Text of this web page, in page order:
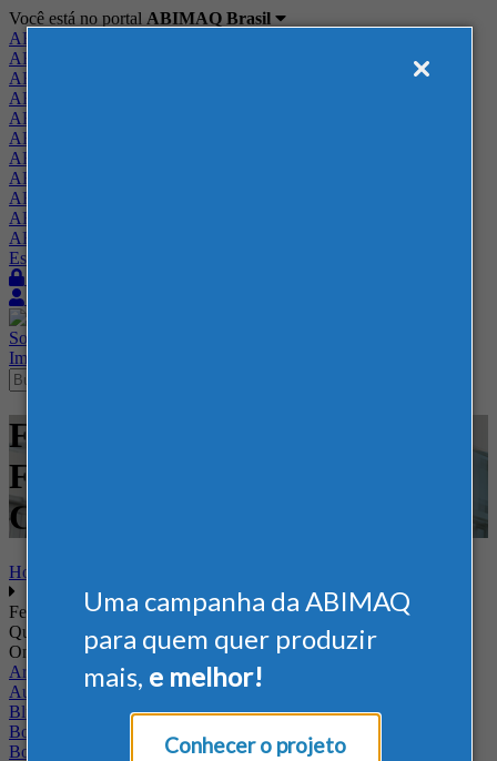
Uma campanha da ABIMAQ
para quem quer produzir
mais, e melhor!
Conhecer o projeto
Você está no portal ABIMAQ Brasil
ABIMAQ Brasil
ABIMAQ Minas Gerais
ABIMAQ Norte-Nordeste
ABIMAQ Paraná
ABIMAQ Piracicaba
ABIMAQ Ribeirão Preto
ABIMAQ Rio de Janeiro
ABIMAQ Rio Grande do Sul
ABIMAQ Santa Catarina
ABIMAQ São Paulo
ABIMAQ Vale do Paraíba
Escritório de Relações Governamentais
Sobre
Imprensa
Feiras - Centro Multieventos
Fazenda Rio Grande -
Construção e Mineração
Home
Feiras
Quando
Onde
Arena Jaguariuna
Auditório Albano Franco - FIEPA
Blumenau - SC
BolognaFiere
Boulevard Olimpico - RJ